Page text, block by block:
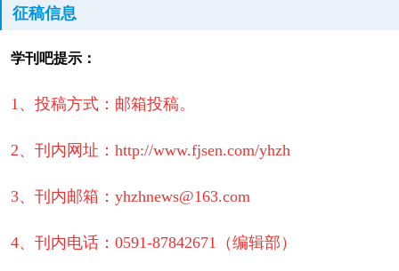
征稿信息
学刊吧提示：
1、投稿方式：邮箱投稿。
2、刊内网址：http://www.fjsen.com/yhzh
3、刊内邮箱：yhzhnews@163.com
4、刊内电话：0591-87842671（编辑部）